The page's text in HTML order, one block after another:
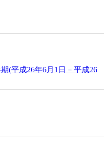
(平成26年6月1日－平成26